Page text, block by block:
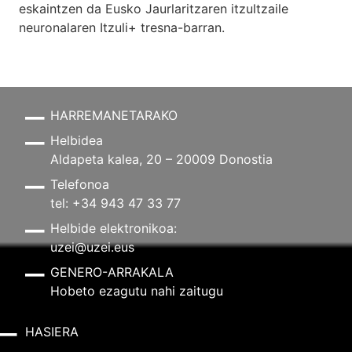
eskaintzen da Eusko Jaurlaritzaren itzultzaile
neuronalaren Itzuli+ tresna-barran.
HARREMANETARAKO
Helbidea
Aldapeta kalea, 20 – 20009 Donostia
Telefonoa
tel: +34 943 47 33 77
Helbide elektronikoa:
uzei@uzei.eus
GENERO-ARRAKALA
Hobeto ezagutu nahi zaitugu
HASIERA